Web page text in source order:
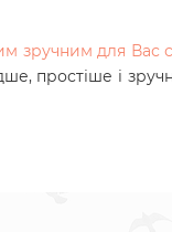
зручним для Вас
простіше і